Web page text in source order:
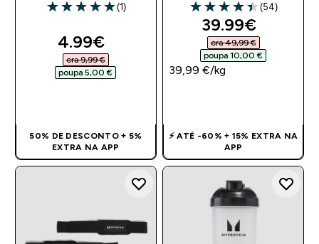
5 out of 5 stars
(1)
discounted price
4.99€‎
era 9,99 €‎
poupa 5,00 €‎
50% DE DESCONTO + 5%
EXTRA NA APP
4.44 out of 5 stars
(54)
discounted
39.99€‎
era 49,99 €‎
poupa 10,00 €‎
39,99 €‎/kg
⚡ ATÉ -60% + 15% EXTRA NA
APP